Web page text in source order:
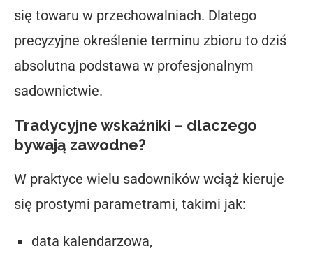
się towaru w przechowalniach. Dlatego
precyzyjne określenie terminu zbioru to dziś
absolutna podstawa w profesjonalnym
sadownictwie.
Tradycyjne wskaźniki – dlaczego
bywają zawodne?
W praktyce wielu sadowników wciąż kieruje
się prostymi parametrami, takimi jak:
data kalendarzowa,